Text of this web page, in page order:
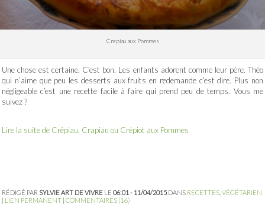
Crepiau aux Pommes
Une chose est certaine. C’est bon. Les enfants adorent comme leur père. Théo
qui n’aime que peu les desserts aux fruits en redemande c’est dire. Plus non
négligeable c’est une recette facile à faire qui prend peu de temps. Vous me
suivez ?
Lire la suite de Crêpiau, Crapiau ou Crépiot aux Pommes
RÉDIGÉ PAR SYLVIE ART DE VIVRE LE 06:01 - 11/04/2015DANS RECETTES VÉGÉTARIEN
LIEN PERMANENT COMMENTAIRES (16)